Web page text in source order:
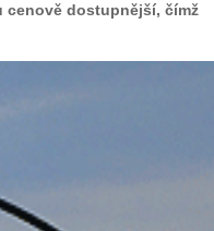
cenově dostupnější, čímž